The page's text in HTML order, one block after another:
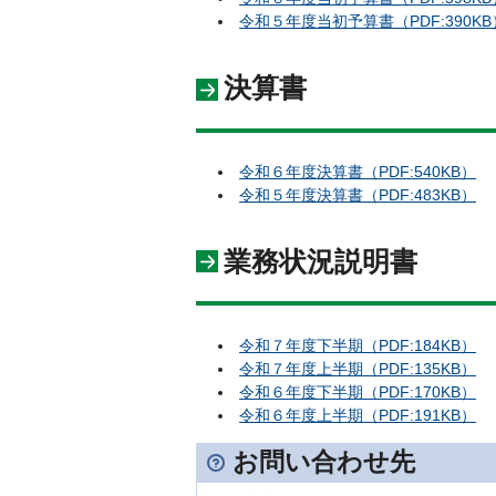
令和５年度当初予算書（PDF:390KB
決算書
令和６年度決算書（PDF:540KB）
令和５年度決算書（PDF:483KB）
業務状況説明書
令和７年度下半期（PDF:184KB）
令和７年度上半期（PDF:135KB）
令和６年度下半期（PDF:170KB）
令和６年度上半期（PDF:191KB）
お問い合わせ先